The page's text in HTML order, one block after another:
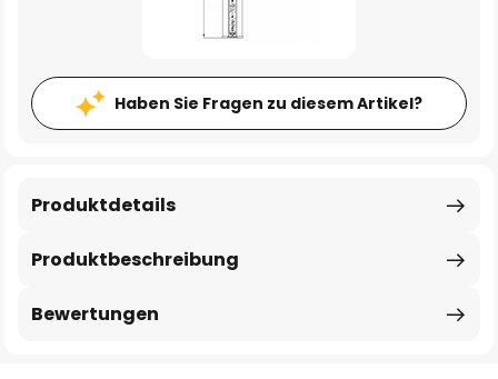
Haben Sie Fragen zu diesem Artikel?
Produktbeschreibung
Produktdetails
Bewertungen